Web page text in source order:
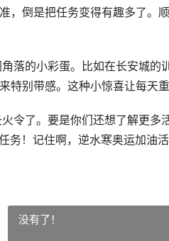
，倒是把任务变得有趣多了。
落的小彩蛋。比如在长安城的
别带感。这种小惊喜让每天
令了。要是你们还想了解更多
务！记住啊，逆水寒奥运加油
没有了！